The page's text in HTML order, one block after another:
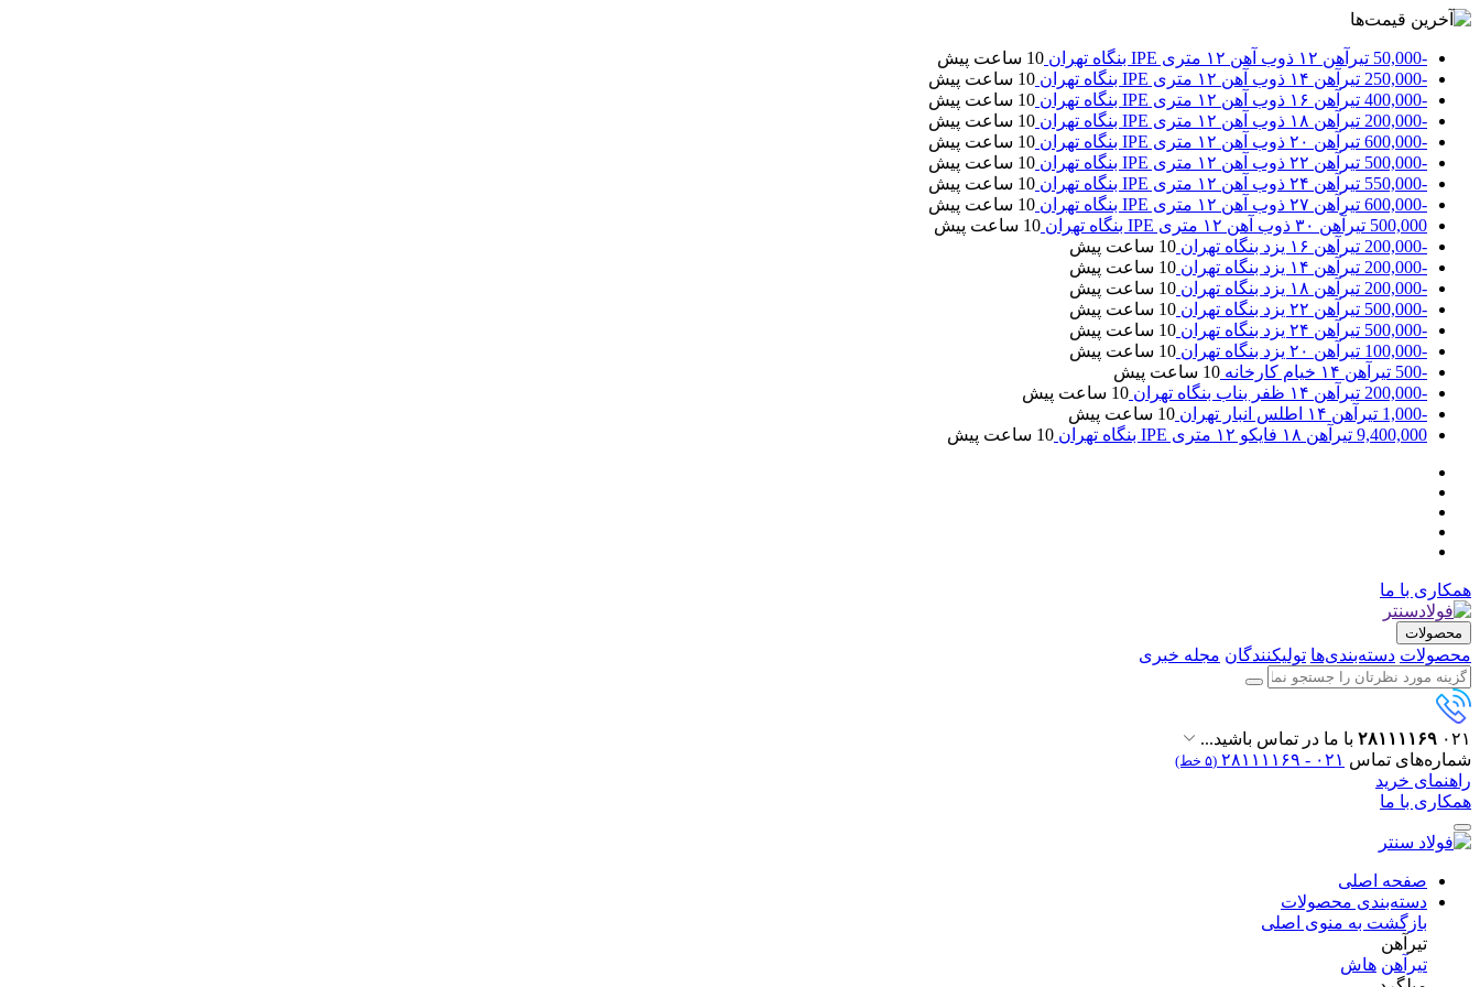
-50,000 تیرآهن ۱۲ ذوب آهن ۱۲ متری IPE بنگاه تهران
10 ساعت پیش
-250,000
تیرآهن ۱۴ ذوب آهن ۱۲ متری IPE بنگاه تهران
10 ساعت پیش
-400,000
تیرآهن ۱۶ ذوب آهن ۱۲ متری IPE بنگاه تهران
10 ساعت پیش
-200,000
تیرآهن ۱۸ ذوب آهن ۱۲ متری IPE بنگاه تهران
10 ساعت پیش
-600,000
تیرآهن ۲۰ ذوب آهن ۱۲ متری IPE بنگاه تهران
10 ساعت پیش
-500,000
تیرآهن ۲۲ ذوب آهن ۱۲ متری IPE بنگاه تهران
10 ساعت پیش
-550,000
تیرآهن ۲۴ ذوب آهن ۱۲ متری IPE بنگاه تهران
10 ساعت پیش
-600,000
تیرآهن ۲۷ ذوب آهن ۱۲ متری IPE بنگاه تهران
10 ساعت پیش
500,000 تیرآهن ۳۰ ذوب آهن ۱۲ متری IPE بنگاه تهران
10 ساعت پیش
-200,000
تیرآهن ۱۶ یزد بنگاه تهران
10 ساعت پیش
-200,000
تیرآهن ۱۴ یزد بنگاه تهران
10 ساعت پیش
-200,000
تیرآهن ۱۸ یزد بنگاه تهران
10 ساعت پیش
-500,000
تیرآهن ۲۲ یزد بنگاه تهران
10 ساعت پیش
-500,000
تیرآهن ۲۴ یزد بنگاه تهران
10 ساعت پیش
-100,000
تیرآهن ۲۰ یزد بنگاه تهران
10 ساعت پیش
-500
تیرآهن ۱۴ خیام کارخانه
10 ساعت پیش
-200,000
تیرآهن ۱۴ ظفر بناب بنگاه تهران
10 ساعت پیش
-1,000
تیرآهن ۱۴ اطلس انبار تهران
10 ساعت پیش
9,400,000 تیرآهن ۱۸ فایکو ۱۲ متری IPE بنگاه تهران 10 ساعت پیش
همکاری با ما
محصولات
محصولات دسته‌بندی‌ها تولیکنندگان مجله خبری
۰۲۱ ۲۸۱۱۱۱۶۹ با ما در تماس باشید...
شماره‌های تماس ۰۲۱ - ۲۸۱۱۱۱۶۹ (۵ خط)
راهنمای خرید
همکاری با ما
صفحه اصلی
دسته‌بندی محصولات
بازگشت به منوی اصلی
تیرآهن
تیرآهن هاش